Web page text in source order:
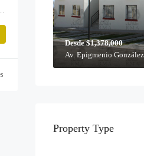
Desde $1,378,000
Property Type